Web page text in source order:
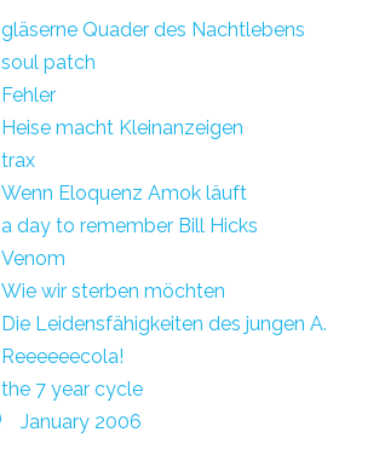
gläserne Quader des Nachtlebens
soul patch
Fehler
Heise macht Kleinanzeigen
trax
Wenn Eloquenz Amok läuft
a day to remember Bill Hicks
Venom
Wie wir sterben möchten
Die Leidensfähigkeiten des jungen A.
Reeeeeecola!
the 7 year cycle
January 2006